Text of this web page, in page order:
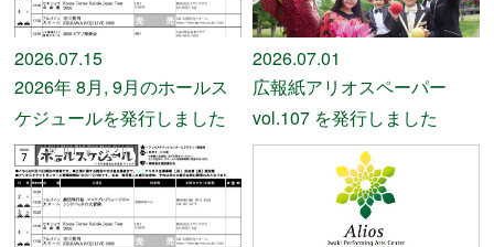
よくある質問
索
いわきアリオスとは
2026.07.15
2026年 8月, 9月のホールス
ケジュールを発行しました
2026.07.01
広報紙アリオスペーパー
vol.107 を発行しました